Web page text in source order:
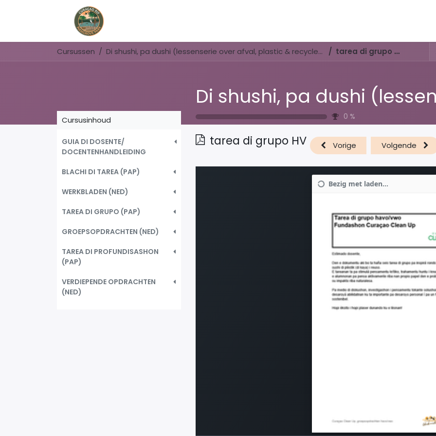
Cursussen Di shushi, pa dushi (lessenserie over afval, plastic & recyclen) tarea di grupo HV
0 %
Cursusinhoud
GUIA DI DOSENTE/
DOCENTENHANDLEIDING
BLACHI DI TAREA (PAP)
WERKBLADEN (NED)
TAREA DI GRUPO (PAP)
GROEPSOPDRACHTEN (NED)
TAREA DI PROFUNDISASHON
(PAP)
VERDIEPENDE OPDRACHTEN
(NED)
tarea di grupo HV Vorige Volgende